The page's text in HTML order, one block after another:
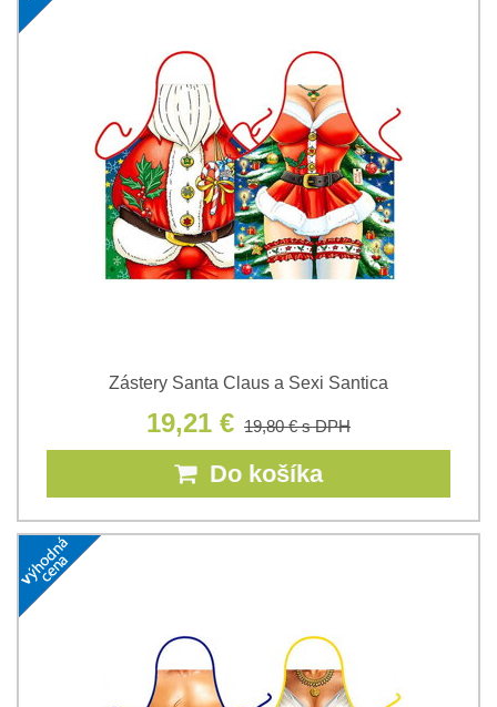
Zástery Santa Claus a Sexi Santica
19,21 € 19,80 €s DPH
Do košíka